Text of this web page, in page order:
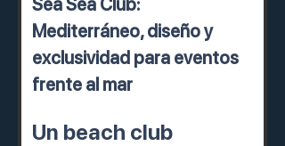
Sea Sea Club:
Mediterráneo, diseño y
exclusividad para eventos
frente al mar
Un beach club